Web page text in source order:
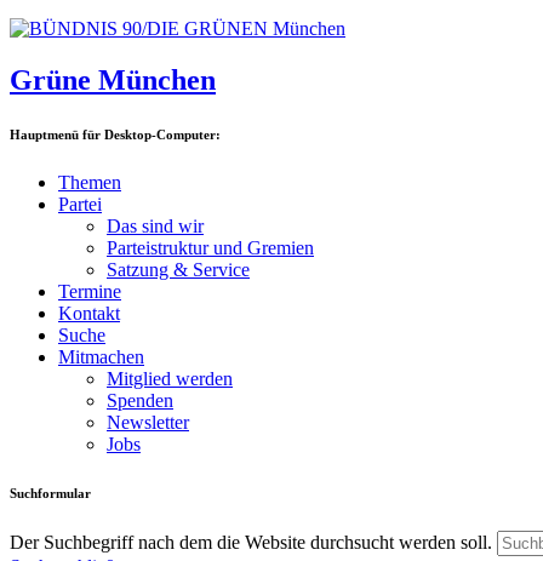
Grüne München
Hauptmenü für Desktop-Computer:
Themen
Partei
Das sind wir
Parteistruktur und Gremien
Satzung & Service
Termine
Kontakt
Suche
Mitmachen
Mitglied werden
Spenden
Newsletter
Jobs
Suchformular
Der Suchbegriff nach dem die Website durchsucht werden soll.